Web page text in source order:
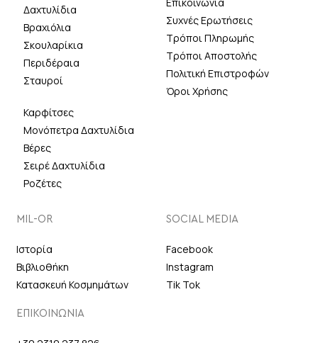
Δαχτυλίδια
Βραχιόλια
Σκουλαρίκια
Περιδέραια
Σταυροί
Καρφίτσες
Μονόπετρα Δαχτυλίδια
Βέρες
Σειρέ Δαχτυλίδια
Ροζέτες
Συχνές Ερωτήσεις
Τρόποι Πληρωμής
Τρόποι Αποστολής
Πολιτική Επιστροφών
Όροι Χρήσης
MIL-OR
Ιστορία
Βιβλιοθήκη
Κατασκευή Κοσμημάτων
SOCIAL MEDIA
Facebook
Instagram
Tik Tok
ΕΠΙΚΟΙΝΩΝΙΑ